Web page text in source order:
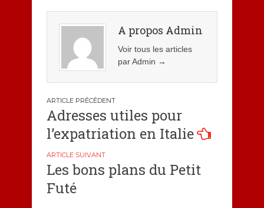
A propos Admin
Voir tous les articles
par Admin →
Navigation
de
l’article
Adresses utiles pour
l’expatriation en Italie
Les bons plans du Petit
Futé